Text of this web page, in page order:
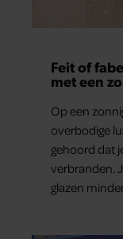
Feit of
met een
Op een
overbodige
gehoord dat
verbranden.
glazen